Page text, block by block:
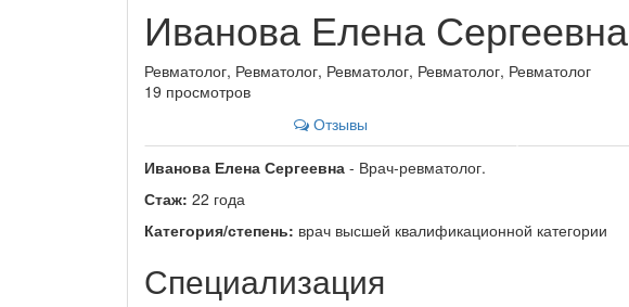
Иванова Елена Сергеевна
Ревматолог, Ревматолог, Ревматолог, Ревматолог, Ревматолог
19 просмотров
Отзывы
Иванова Елена Сергеевна - Врач-ревматолог.
Стаж: 22 года
Категория/степень: врач высшей квалификационной категории
Специализация